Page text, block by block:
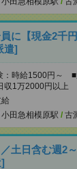
に【現金2千
遣]
：時給1500円～ ■
1万2000円以上
小田急相模原駅 / 古
土日含む週2